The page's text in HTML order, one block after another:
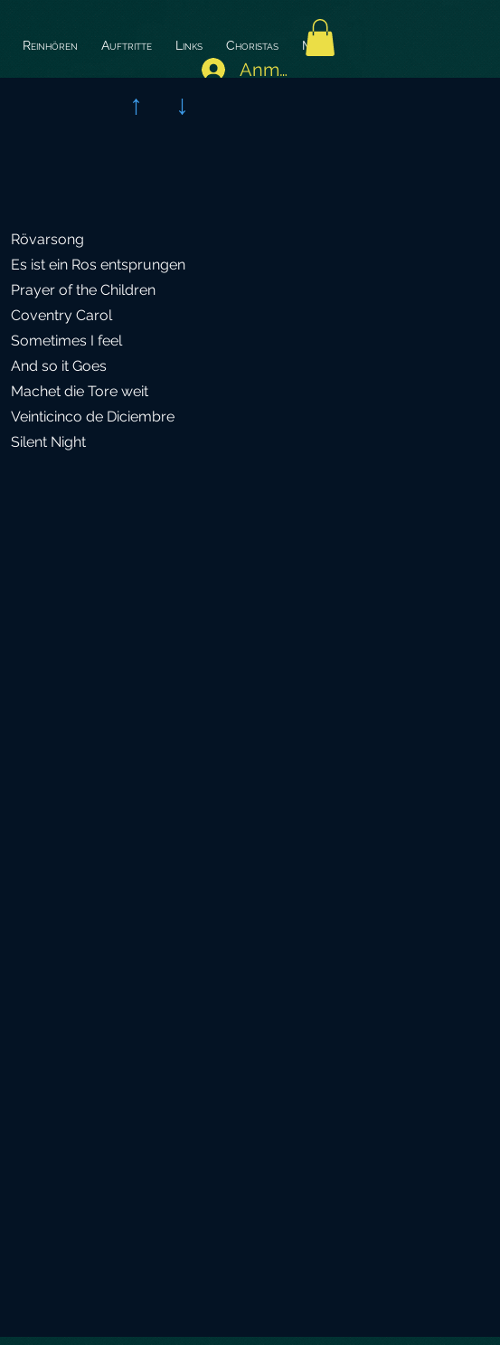
Reinhören Auftritte Links Choristas More
Anmelden
↑ ↓
Rövarsong
Es ist ein Ros entsprungen
Prayer of the Children
Coventry Carol
Sometimes I feel
And so it Goes
Machet die Tore weit
Veinticinco de Diciembre
Silent Night